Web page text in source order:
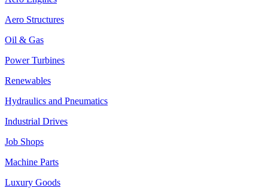
Aero Structures
Oil & Gas
Power Turbines
Renewables
Hydraulics and Pneumatics
Industrial Drives
Job Shops
Machine Parts
Luxury Goods